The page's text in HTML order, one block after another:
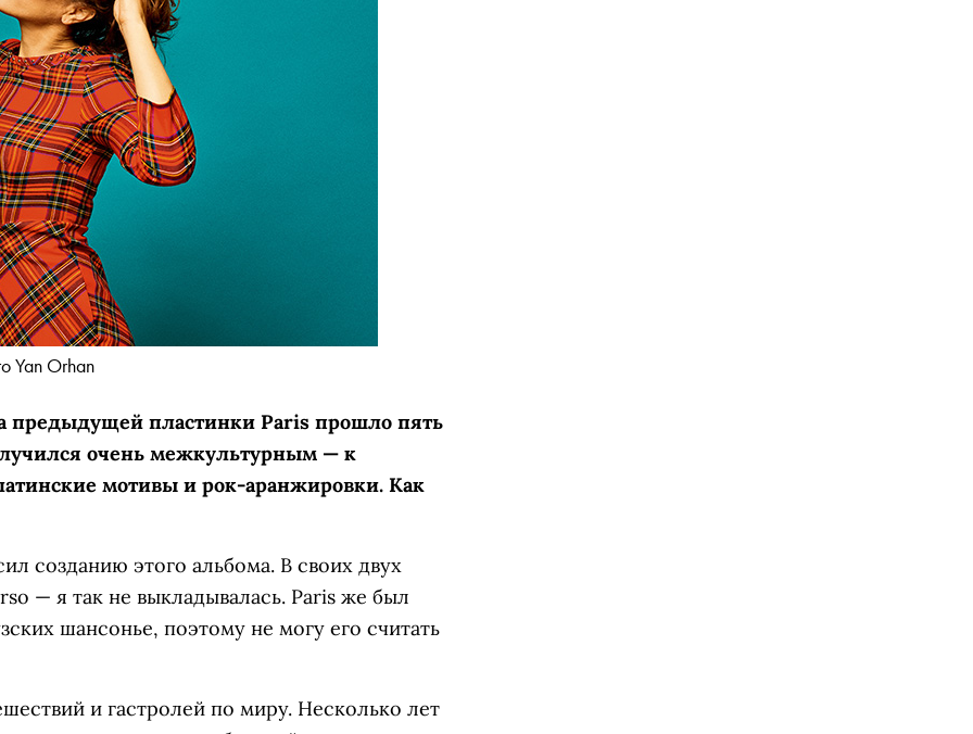
Yan Orhan
предыдущей пластинки Paris прошло пять
очень межкультурным — к
мотивы и рок-аранжировки. Как
созданию этого альбома. В своих двух
— я так не выкладывалась. Paris же был
шансонье, поэтому не могу его считать
и гастролей по миру. Несколько лет